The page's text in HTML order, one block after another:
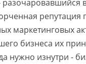
разочаровавшийся
репутация
маркетинговых
бизнеса их
нужно изнутри -